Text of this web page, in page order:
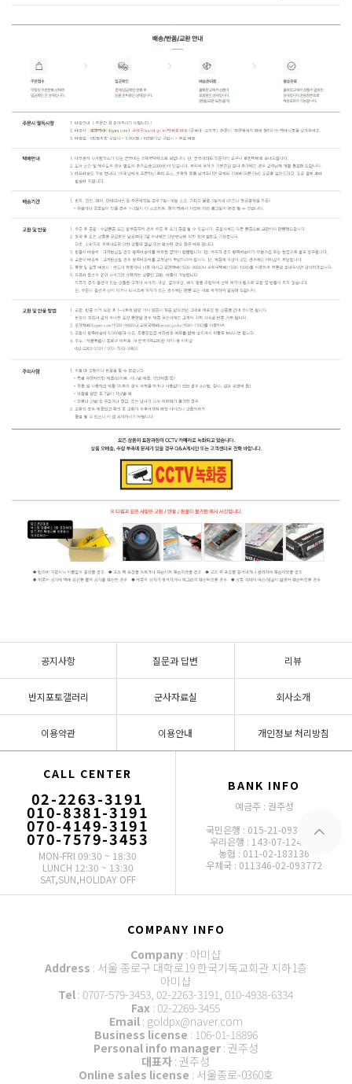
공지사항 질문과 답변 리뷰
반지포토갤러리 군사자료실 회사소개
이용약관 이용안내 개인정보 처리방침
CALL CENTER
02-2263-3191
010-8381-3191
070-4149-3191
070-7579-3453
MON-FRI 09:30 ~ 18:30
LUNCH 12:30 ~ 13:30
SAT,SUN,HOLIDAY OFF
BANK INFO
예금주 : 권주성
국민은행 : 015-21-0932-175
우리은행 : 143-07-124803
농협 : 011-02-183136
우체국 : 011346-02-093772
COMPANY INFO
Company : 아미샵
Address : 서울 종로구 대학로19 한국기독교회관 지하1층
아미샵
Tel : 0707-579-3453, 02-2263-3191, 010-4938-6334
Fax : 02-2269-3455
Email: goldpx@naver.com
Business license : 106-01-18896
Personal info manager: 권주성
대표자 : 권주성
Online sales license : 서울종로-0360호